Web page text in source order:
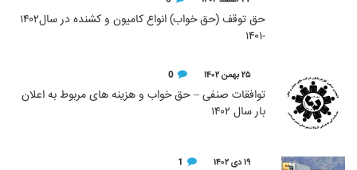
حق توقف (حق خواب) انواع کامیون و کشنده در سال۱۴۰۲
-۱۴۰۱
۲۵ بهمن ۱۴۰۲ 0
توافقات صنفی – حق خواب و هزینه های مربوط به اعلان
بار سال ۱۴۰۲
۱۹ دی ۱۴۰۲ 1